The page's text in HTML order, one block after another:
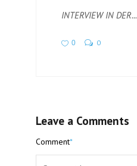
INTERVIEW IN DER...
0 0
Leave a Comments
Comment*